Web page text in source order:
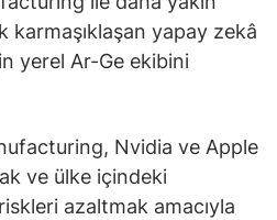
karmaşıklaşan yapay zekâ
yerel Ar-Ge ekibini
Nvidia ve Apple
ve ülke içindeki
azaltmak amacıyla